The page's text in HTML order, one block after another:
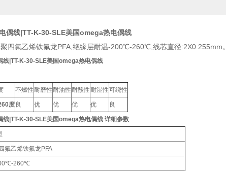
偶线|TT-K-30-SLE美国omega热电偶线
四氟乙烯铁氟龙PFA,绝缘层耐温-200℃-260℃,线芯直径:2X0.255mm。
线|TT-K-30-SLE美国omega热电偶线
不燃性耐磨性耐油性耐酸性耐湿性可绕性
度 良 优 优 优 优 良
线|TT-K-30-SLE美国omega热电偶线 详细参数
氟乙烯铁氟龙PFA
260℃